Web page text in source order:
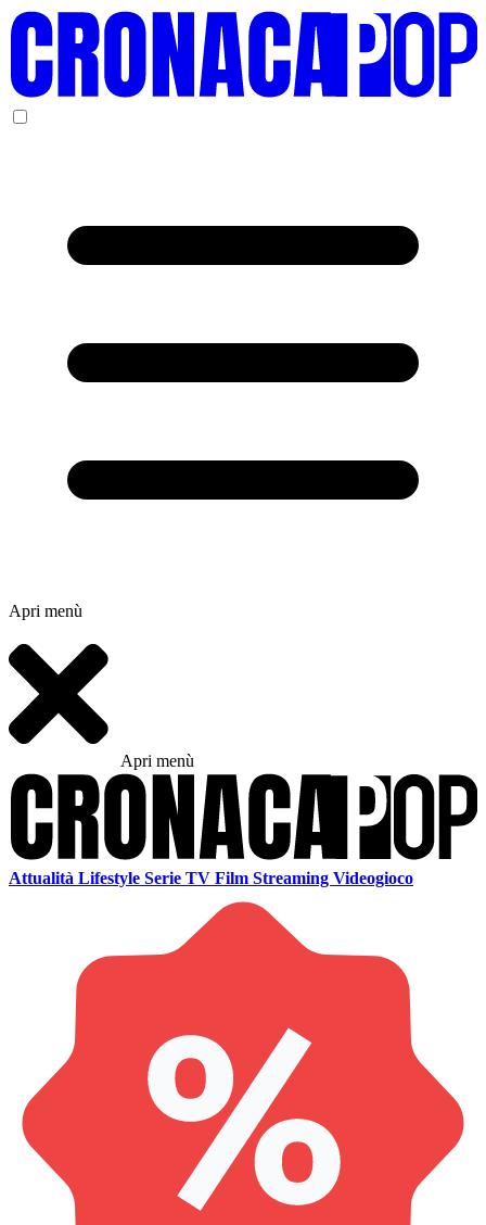
Apri menù
Apri menù
Attualità Lifestyle Serie TV Film Streaming Videogioco